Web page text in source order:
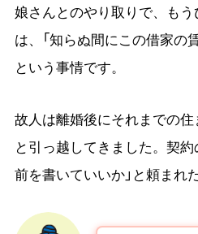
娘さんとのやり取りで、も
は、「知らぬ間にこの借家の
という事情です。
故人は離婚後にそれまでの
と引っ越してきました。契約
前を書いていいか」と頼まれ